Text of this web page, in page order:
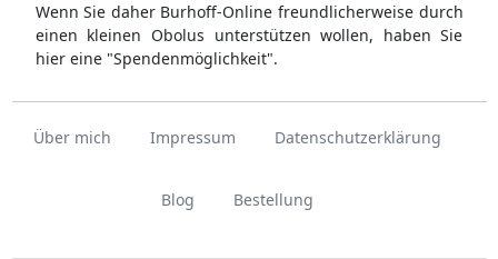
Wenn Sie daher Burhoff-Online freundlicherweise durch
einen kleinen Obolus unterstützen wollen, haben Sie
hier eine "Spendenmöglichkeit".
Über mich Impressum Datenschutzerklärung
Blog Bestellung